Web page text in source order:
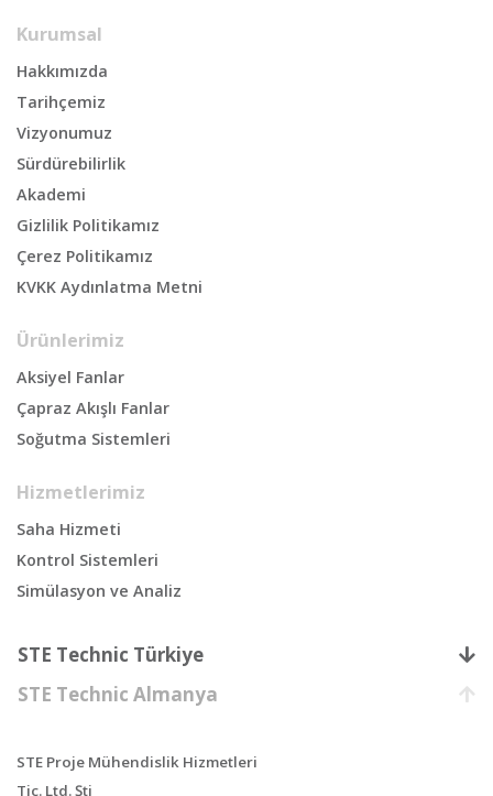
Kurumsal
Hakkımızda
Tarihçemiz
Vizyonumuz
Sürdürebilirlik
Akademi
Gizlilik Politikamız
Çerez Politikamız
KVKK Aydınlatma Metni
Ürünlerimiz
Aksiyel Fanlar
Çapraz Akışlı Fanlar
Soğutma Sistemleri
Hizmetlerimiz
Saha Hizmeti
Kontrol Sistemleri
Simülasyon ve Analiz
STE Technic Türkiye
STE Technic Almanya
STE Proje Mühendislik Hizmetleri
Tic. Ltd. Şti